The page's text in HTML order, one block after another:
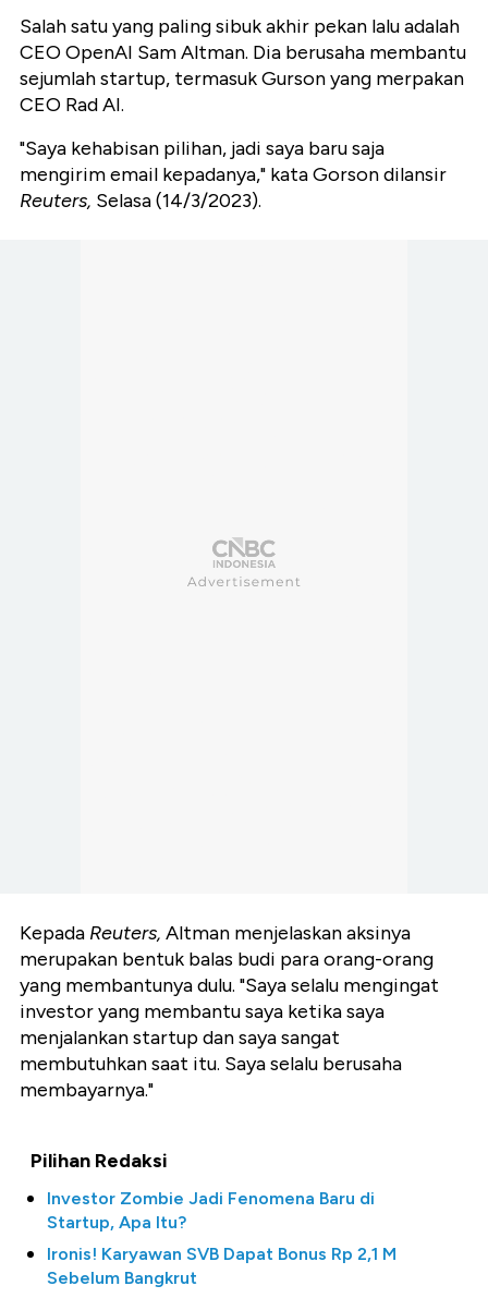
Salah satu yang paling sibuk akhir pekan lalu adalah
CEO OpenAI Sam Altman. Dia berusaha membantu
sejumlah startup, termasuk Gurson yang merpakan
CEO Rad AI.
"Saya kehabisan pilihan, jadi saya baru saja
mengirim email kepadanya," kata Gorson dilansir
Reuters, Selasa (14/3/2023).
Kepada Reuters, Altman menjelaskan aksinya
merupakan bentuk balas budi para orang-orang
yang membantunya dulu. "Saya selalu mengingat
investor yang membantu saya ketika saya
menjalankan startup dan saya sangat
membutuhkan saat itu. Saya selalu berusaha
membayarnya."
Pilihan Redaksi
Investor Zombie Jadi Fenomena Baru di
Startup, Apa Itu?
Ironis! Karyawan SVB Dapat Bonus Rp 2,1 M
Sebelum Bangkrut